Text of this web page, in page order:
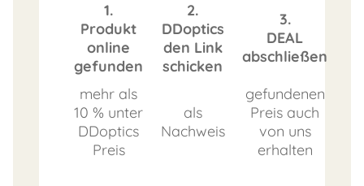
1.
Produkt
online
gefunden
2.
DDoptics
den Link
schicken
3.
DEAL
abschließen
mehr als
10 % unter
DDoptics
Preis
als
Nachweis
gefundenen
Preis auch
von uns
erhalten